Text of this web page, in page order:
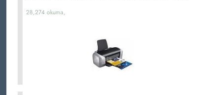
28,274 okuma,